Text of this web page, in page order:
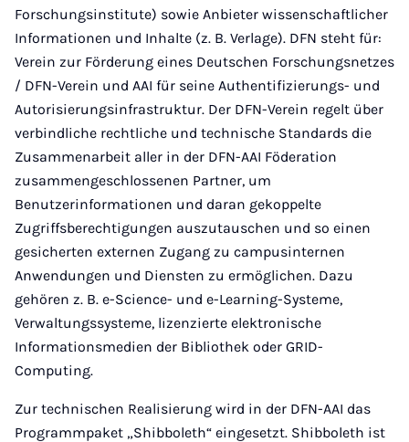
Forschungsinstitute) sowie Anbieter wissenschaftlicher
Informationen und Inhalte (z. B. Verlage). DFN steht für:
Verein zur Förderung eines Deutschen Forschungsnetzes
/ DFN-Verein und AAI für seine Authentifizierungs- und
Autorisierungsinfrastruktur. Der DFN-Verein regelt über
verbindliche rechtliche und technische Standards die
Zusammenarbeit aller in der DFN-AAI Föderation
zusammengeschlossenen Partner, um
Benutzerinformationen und daran gekoppelte
Zugriffsberechtigungen auszutauschen und so einen
gesicherten externen Zugang zu campusinternen
Anwendungen und Diensten zu ermöglichen. Dazu
gehören z. B. e-Science- und e-Learning-Systeme,
Verwaltungssysteme, lizenzierte elektronische
Informationsmedien der Bibliothek oder GRID-
Computing.
Zur technischen Realisierung wird in der DFN-AAI das
Programmpaket „Shibboleth“ eingesetzt. Shibboleth ist